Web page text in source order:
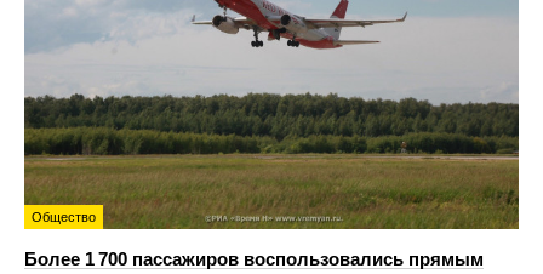
Общество
Более 1 700 пассажиров воспользовались прямым